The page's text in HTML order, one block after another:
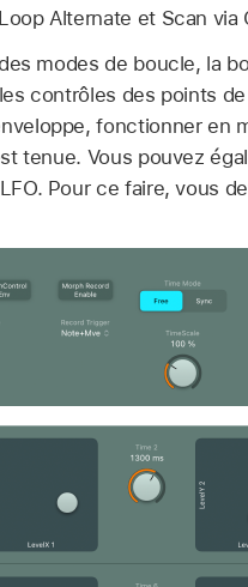
Alternate et Scan via
modes de boucle, la
contrôles des points
fonctionner en
tenue. Vous pouvez
Pour ce faire, vous